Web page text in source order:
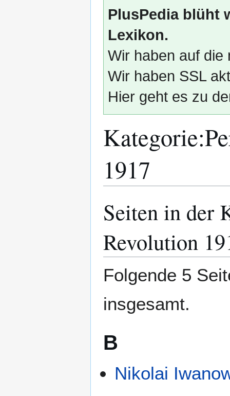
PlusPedia blüht
Lexikon.
Wir haben auf die
Wir haben SSL
Hier geht es zu
Kategorie:
1917
Navigation
Suche
Seiten in der
Revolution
Folgende 5
insgesamt.
B
Nikolai